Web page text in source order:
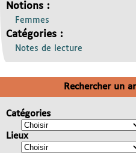
Notions :
Femmes
Catégories :
Notes de lecture
Rechercher un
Catégories
Lieux